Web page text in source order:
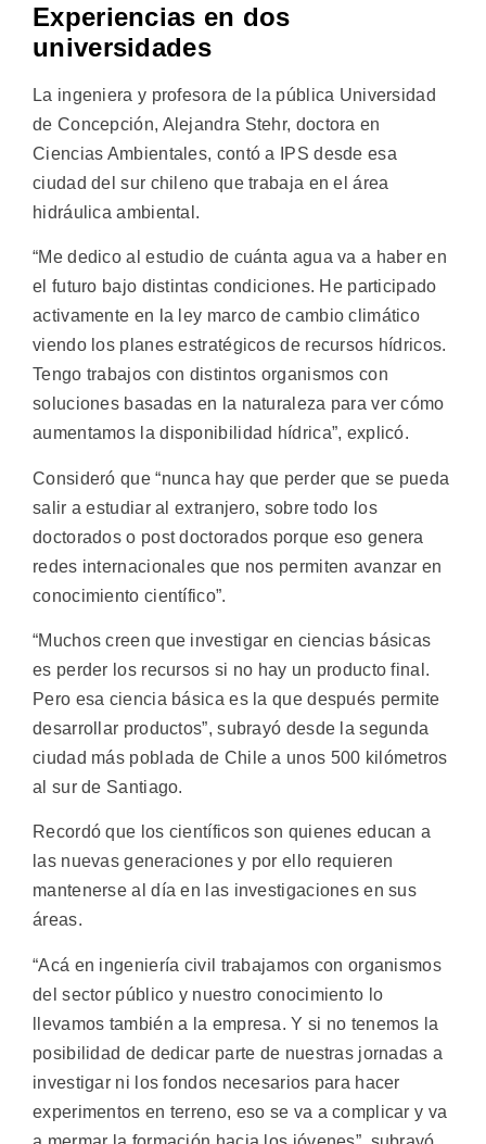
Experiencias en dos
universidades
La ingeniera y profesora de la pública Universidad
de Concepción, Alejandra Stehr, doctora en
Ciencias Ambientales, contó a IPS desde esa
ciudad del sur chileno que trabaja en el área
hidráulica ambiental.
“Me dedico al estudio de cuánta agua va a haber en
el futuro bajo distintas condiciones. He participado
activamente en la ley marco de cambio climático
viendo los planes estratégicos de recursos hídricos.
Tengo trabajos con distintos organismos con
soluciones basadas en la naturaleza para ver cómo
aumentamos la disponibilidad hídrica”, explicó.
Consideró que “nunca hay que perder que se pueda
salir a estudiar al extranjero, sobre todo los
doctorados o post doctorados porque eso genera
redes internacionales que nos permiten avanzar en
conocimiento científico”.
“Muchos creen que investigar en ciencias básicas
es perder los recursos si no hay un producto final.
Pero esa ciencia básica es la que después permite
desarrollar productos”, subrayó desde la segunda
ciudad más poblada de Chile a unos 500 kilómetros
al sur de Santiago.
Recordó que los científicos son quienes educan a
las nuevas generaciones y por ello requieren
mantenerse al día en las investigaciones en sus
áreas.
“Acá en ingeniería civil trabajamos con organismos
del sector público y nuestro conocimiento lo
llevamos también a la empresa. Y si no tenemos la
posibilidad de dedicar parte de nuestras jornadas a
investigar ni los fondos necesarios para hacer
experimentos en terreno, eso se va a complicar y va